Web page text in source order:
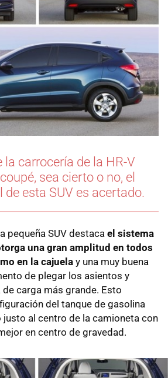
la carrocería de la HR-V
sea cierto o no, el
esta SUV es acertado.
pequeña SUV destaca el sistema
una gran amplitud en todos
en la cajuela y una muy buena
de plegar los asientos y
carga más grande. Esto
del tanque de gasolina
justo al centro de la camioneta con
en centro de gravedad.